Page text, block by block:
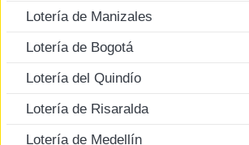
Lotería de Manizales
Lotería de Bogotá
Lotería del Quindío
Lotería de Risaralda
Lotería de Medellín